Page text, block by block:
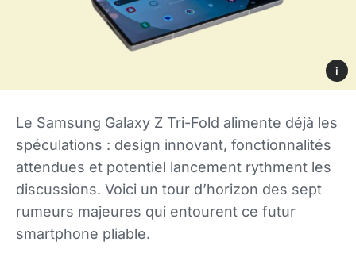
i
Le Samsung Galaxy Z Tri-Fold alimente déjà les
spéculations : design innovant, fonctionnalités
attendues et potentiel lancement rythment les
discussions. Voici un tour d’horizon des sept
rumeurs majeures qui entourent ce futur
smartphone pliable.